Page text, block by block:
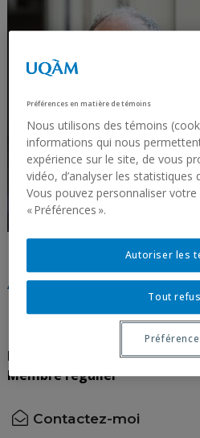
Archambault,
(Ph.D)
Professeur | UQAM
Membre régulier
Contactez-moi
Préférences en matière de témoins
Nous utilisons des témoins
informations qui nous
expérience sur le site, de vous
vidéo, d’analyser les
Vous pouvez personnaliser
« Préférences ».
Tout
Autoriser les